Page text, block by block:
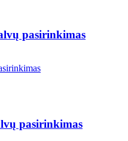
pasirinkimas
pasirinkimas